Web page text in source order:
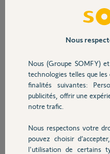
Sécurité
Domotique
Chauffage
depuis 8 jours ma tahoma
portail (invisio 3s io) sans
message type "Votre
de sécurité, vous ne pouvez
mon installation est bien
Un éclaircissement serait le
Alain M.
Participer
Nous
Nous (Groupe SOMFY)
technologies telles que
finalités suivantes:
publicités, offrir une
notre trafic.
Nous respectons votre
pouvez choisir
l'utilisation de certains